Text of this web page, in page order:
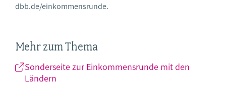
dbb.de/einkommensrunde.
Mehr zum Thema
Sonderseite zur Einkommensrunde mit den
Ländern